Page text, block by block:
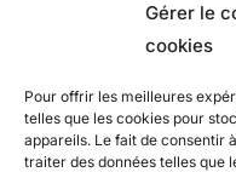
Gérer le
cookies
Pour offrir les meilleures
telles que les cookies pour
appareils. Le fait de consentir
traiter des données telles que